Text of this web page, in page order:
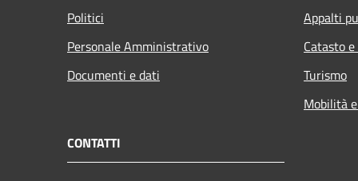
Politici
Personale Amministrativo
Documenti e dati
Appalti
Catasto
Turismo
Mobilità
CONTATTI